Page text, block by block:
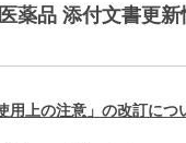
薬品 添付文書更新
用上の注意」の改訂につ